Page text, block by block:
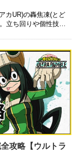
カUR)の轟焦凍(とど
立ち回りや個性技ス
攻略【ウルトラ